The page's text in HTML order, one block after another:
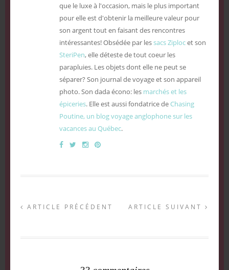
que le luxe à l'occasion, mais le plus important
pour elle est d'obtenir la meilleure valeur pour
son argent tout en faisant des rencontres
intéressantes! Obsédée par lessacs Ziplocet son
SteriPen, elle déteste de tout coeur les
parapluies. Les objets dont elle ne peut se
séparer? Son journal de voyage et son appareil
photo. Son dada écono: les marchés et les
épiceries. Elle est aussi fondatrice deChasing
Poutine, un blog voyage anglophone sur les
vacances au Québec.
ARTICLE PRÉCÉDENT ARTICLE SUIVANT